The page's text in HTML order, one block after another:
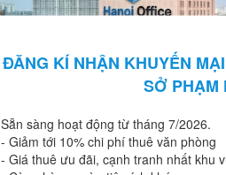
ĐĂNG KÍ NHẬN KHUYẾN
SỞ PHẠM
Sẵn sàng hoạt động từ tháng 7/2026.
- Giảm tới 10% chi phí thuê văn phòng
- Giá thuê ưu đãi, cạnh tranh nhất khu